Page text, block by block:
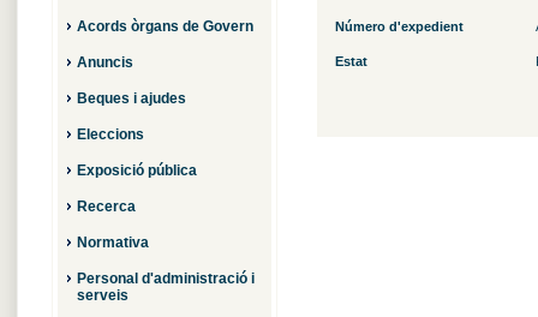
Acords òrgans de Govern
Anuncis
Beques i ajudes
Eleccions
Exposició pública
Recerca
Normativa
Personal d'administració i
serveis
Número d'expedient
Estat